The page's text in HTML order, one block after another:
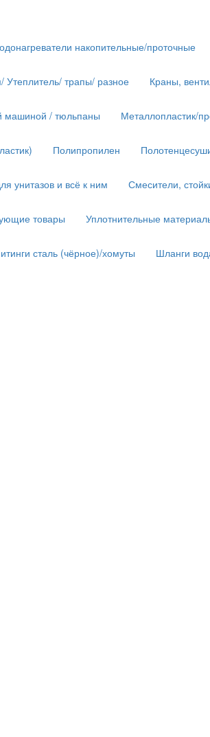
накопительные/проточные
Утеплитель/ трапы/ разное Краны,
машиной / тюльпаны Металлопластик/
Полипропилен
унитазов и всё к ним Смесители,
товары Уплотнительные
сталь (чёрное)/хомуты Шланги